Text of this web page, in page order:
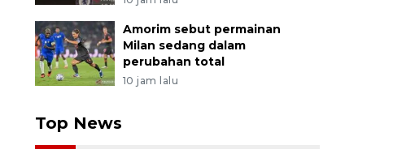
Amorim sebut permainan
Milan sedang dalam
perubahan total
10 jam lalu
Top News